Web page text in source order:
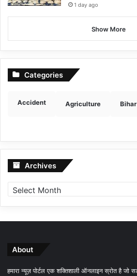
1 day ago
Show More
Categories
Accident Agriculture Bihar
Archives Archives
About
हमारा न्यूज़ पोर्टल एक शक्तिशाली ऑनलाइन स्रोत है जो